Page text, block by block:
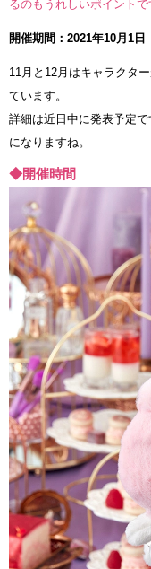
るのもうれしいポイントで
開催期間：2021年10月1日
11月と12月はキャラクタ
ています。
詳細は近日中に発表予定
になりますね。
◆開催時間